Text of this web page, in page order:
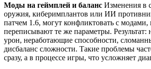
Моды на геймплей и баланс Изменения в
оружия, киберимплантов или ИИ
патчем 1.6, могут конфликтовать с модами,
переписывают те же параметры. Результат:
урон, неработающие способности,
дисбаланс сложности. Такие проблемы
сразу, а в процессе игры, что усложняет